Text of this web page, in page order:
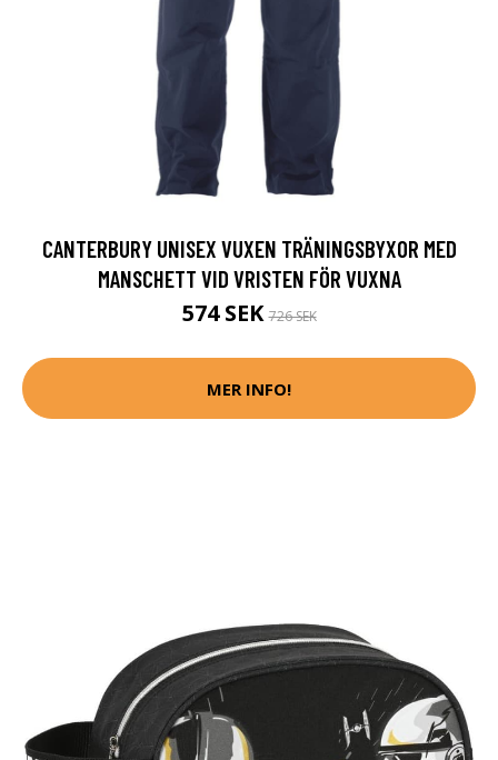
CANTERBURY UNISEX VUXEN TRÄNINGSBYXOR MED
MANSCHETT VID VRISTEN FÖR VUXNA
574 SEK726 SEK
MER INFO!